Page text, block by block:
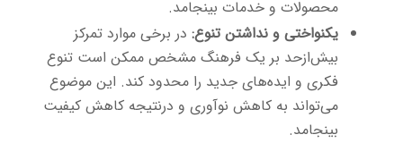
محصولات و خدمات بینجامد.
یکنواختی و نداشتن تنوع: در برخی موارد تمرکز
بیش‌ازحد بر یک فرهنگ مشخص ممکن است تنوع
فکری و ایده‌های جدید را محدود کند. این موضوع
می‌تواند به کاهش نوآوری و درنتیجه کاهش کیفیت
بینجامد.